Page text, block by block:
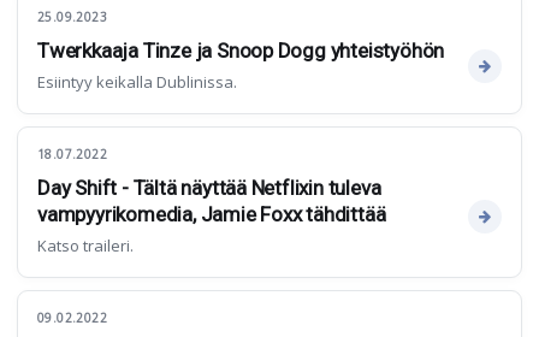
25.09.2023
Twerkkaaja Tinze ja Snoop Dogg yhteistyöhön
Esiintyy keikalla Dublinissa.
18.07.2022
Day Shift - Tältä näyttää Netflixin tuleva
vampyyrikomedia, Jamie Foxx tähdittää
Katso traileri.
09.02.2022